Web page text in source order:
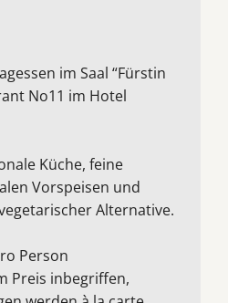
im Saal “Fürstin
No11 im Hotel
Küche, feine
Vorspeisen und
Alternative.
Person
Preis inbegriffen,